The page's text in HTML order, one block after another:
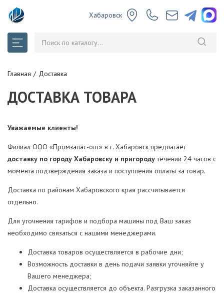
Хабаровск
Главная Доставка
ДОСТАВКА ТОВАРА
Уважаемые клиенты!
Филиал ООО «Промзапас-опт» в г. Хабаровск предлагает
доставку по городу Хабаровску и пригородутечении 24 часов с
момента подтверждения заказа и поступления оплаты за товар.
Доставка по районам Хабаровского края рассчитывается
отдельно.
Для уточнения тарифов и подбора машины под Ваш заказ
необходимо связаться с нашими менеджерами.
Доставка товаров осуществляется в рабочие дни;
Возможность доставки в день подачи заявки уточняйте у
Вашего менеджера;
Доставка осуществляется до объекта. Разгрузка заказанного